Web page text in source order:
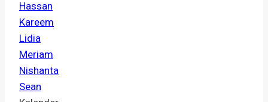
Hassan
Kareem
Lidia
Meriam
Nishanta
Sean